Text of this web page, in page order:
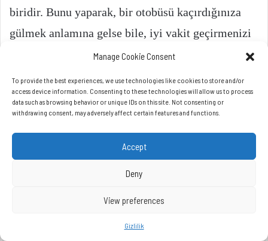
Manage Cookie Consent
To provide the best experiences, we use technologies like cookies to store and/or
access device information. Consenting to these technologies will allow us to process
data such as browsing behavior or unique IDs on this site. Not consenting or
withdrawing consent, may adversely affect certain features and functions.
Accept
Deny
View preferences
Gizlilik